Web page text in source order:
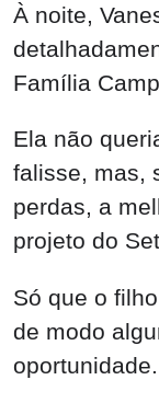
À noite,
Família
Ela não
falisse, mas,
perdas, a
projeto do
Só que o
de modo
oportunidade.